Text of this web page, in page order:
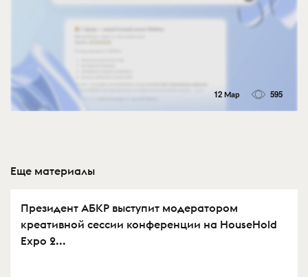
12 Мар 595
Еще материалы
Президент АБКР выступит модератором
креативной сессии конференции на HouseHold
Expo 2...